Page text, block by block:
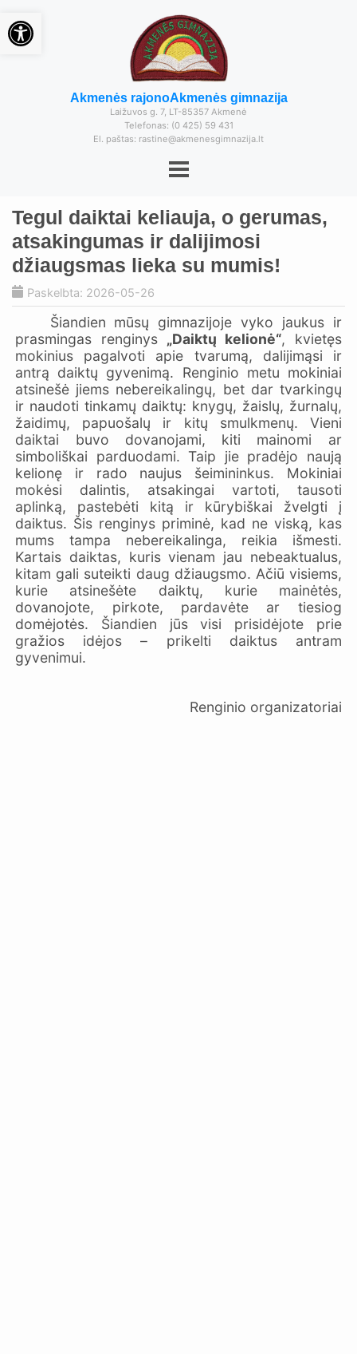
Akmenės rajonoAkmenės gimnazija
Laižuvos g. 7, LT-85357 Akmenė
Telefonas: (0 425) 59 431
El. paštas: rastine@akmenesgimnazija.lt
Tegul daiktai keliauja, o gerumas,
atsakingumas ir dalijimosi
džiaugsmas lieka su mumis!
Paskelbta: 2026-05-26
Šiandien mūsų gimnazijoje vyko jaukus ir
prasmingas renginys „Daiktų kelionė“, kvietęs
mokinius pagalvoti apie tvarumą, dalijimąsi ir
antrą daiktų gyvenimą. Renginio metu mokiniai
atsinešė jiems nebereikalingų, bet dar tvarkingų
ir naudoti tinkamų daiktų: knygų, žaislų, žurnalų,
žaidimų, papuošalų ir kitų smulkmenų. Vieni
daiktai buvo dovanojami, kiti mainomi ar
simboliškai parduodami. Taip jie pradėjo naują
kelionę ir rado naujus šeimininkus. Mokiniai
mokėsi dalintis, atsakingai vartoti, tausoti
aplinką, pastebėti kitą ir kūrybiškai žvelgti į
daiktus. Šis renginys priminė, kad ne viską, kas
mums tampa nebereikalinga, reikia išmesti.
Kartais daiktas, kuris vienam jau nebeaktualus,
kitam gali suteikti daug džiaugsmo. Ačiū visiems,
kurie atsinešėte daiktų, kurie mainėtės,
dovanojote, pirkote, pardavėte ar tiesiog
domėjotės. Šiandien jūs visi prisidėjote prie
gražios idėjos – prikelti daiktus antram
gyvenimui.
Renginio organizatoriai
Open toolbar